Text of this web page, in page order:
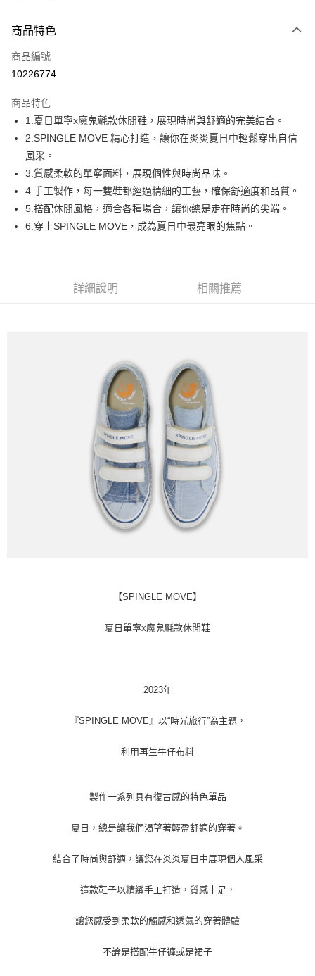
LINE Pay
Apple Pay
悠遊付
全盈+PAY
ATM付款
運送方式
全家取貨付款
商品特色
商品編號
10226774
商品特色
1.夏日單寧x魔鬼氈款休閒鞋，展現時尚與舒適的完美結合。
2.SPINGLE MOVE 精心打造，讓你在炎炎夏日中輕鬆穿出自信
風采。
3.質感柔軟的單寧面料，展現個性與時尚品味。
4.手工製作，每一雙鞋都經過精細的工藝，確保舒適度和品質。
5.搭配休閒風格，適合各種場合，讓你總是走在時尚的尖端。
6.穿上SPINGLE MOVE，成為夏日中最亮眼的焦點。
詳細說明 相關推薦
【SPINGLE MOVE】
夏日單寧x魔鬼氈款休閒鞋
2023年
『SPINGLE MOVE』以“時光旅行”為主題，
利用再生牛仔布料
製作一系列具有復古感的特色單品
夏日，總是讓我們渴望著輕盈舒適的穿著。
結合了時尚與舒適，讓您在炎炎夏日中展現個人風采
這款鞋子以精緻手工打造，質感十足，
讓您感受到柔軟的觸感和透氣的穿著體驗
不論是搭配牛仔褲或是裙子